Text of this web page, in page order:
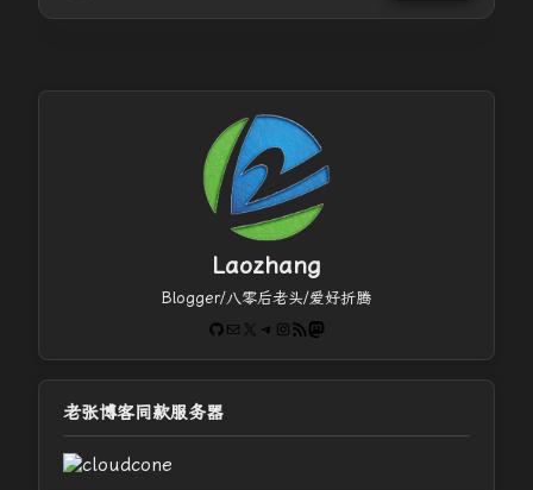
Laozhang
Blogger/八零后老头/爱好折腾
GitHub
电子邮件 X Telegram
Instagram
RSS FeedMastodon
老张博客同款服务器